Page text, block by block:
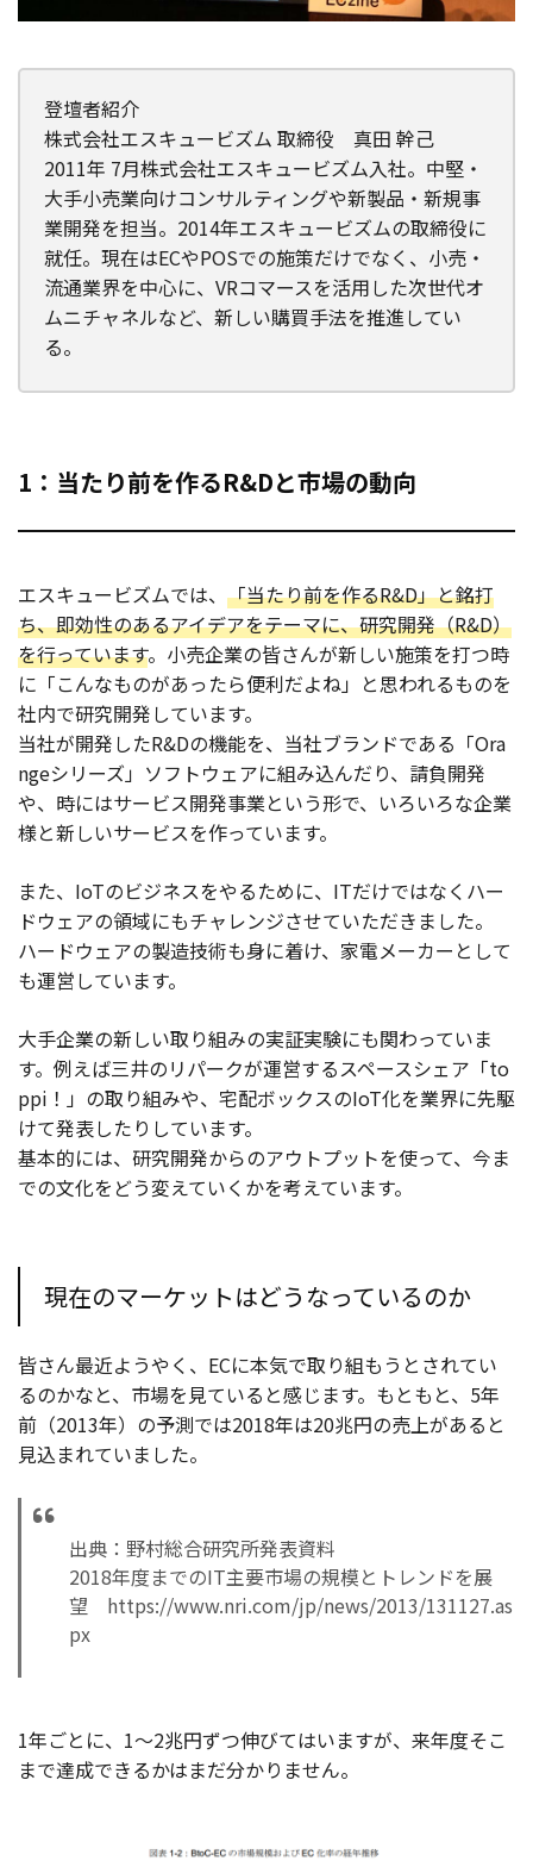
登壇者紹介
株式会社エスキュービズム 取締役 真田 幹己
2011年 7月株式会社エスキュービズム入社。中堅・
大手小売業向けコンサルティングや新製品・新規事
業開発を担当。2014年エスキュービズムの取締役に
就任。現在はECやPOSでの施策だけでなく、小売・
流通業界を中心に、VRコマースを活用した次世代オ
ムニチャネルなど、新しい購買手法を推進してい
る。
1：当たり前を作るR&Dと市場の動向
エスキュービズムでは、 「当たり前を作るR&D」と銘打
ち、即効性のあるアイデアをテーマに、研究開発（R&D）
を行っています。小売企業の皆さんが新しい施策を打つ時
に「こんなものがあったら便利だよね」と思われるものを
社内で研究開発しています。
当社が開発したR&Dの機能を、当社ブランドである「Ora
ngeシリーズ」ソフトウェアに組み込んだり、請負開発
や、時にはサービス開発事業という形で、いろいろな企業
様と新しいサービスを作っています。
また、IoTのビジネスをやるために、ITだけではなくハー
ドウェアの領域にもチャレンジさせていただきました。
ハードウェアの製造技術も身に着け、家電メーカーとして
も運営しています。
大手企業の新しい取り組みの実証実験にも関わっていま
す。例えば三井のリパークが運営するスペースシェア「to
ppi！」の取り組みや、宅配ボックスのIoT化を業界に先駆
けて発表したりしています。
基本的には、研究開発からのアウトプットを使って、今ま
での文化をどう変えていくかを考えています。
現在のマーケットはどうなっているのか
皆さん最近ようやく、ECに本気で取り組もうとされてい
るのかなと、市場を見ていると感じます。もともと、5年
前（2013年）の予測では2018年は20兆円の売上があると
見込まれていました。
出典：野村総合研究所発表資料
2018年度までのIT主要市場の規模とトレンドを展
望 https://www.nri.com/jp/news/2013/131127.as
px
1年ごとに、1～2兆円ずつ伸びてはいますが、来年度そこ
まで達成できるかはまだ分かりません。